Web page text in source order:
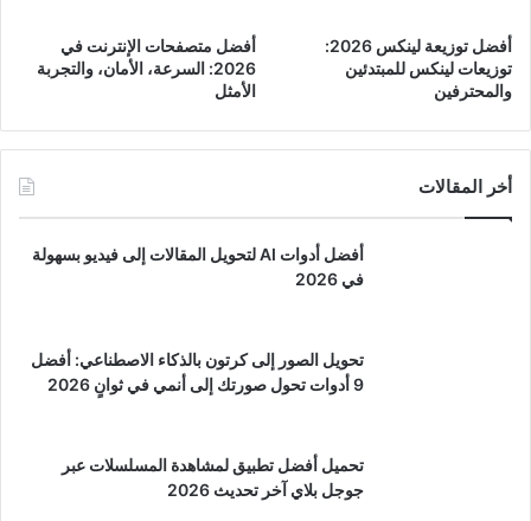
أفضل توزيعة لينكس 2026:
توزيعات لينكس للمبتدئين
والمحترفين
أفضل متصفحات الإنترنت في
2026: السرعة، الأمان، والتجربة
الأمثل
أخر المقالات
أفضل أدوات AI لتحويل المقالات إلى فيديو بسهولة
في 2026
تحويل الصور إلى كرتون بالذكاء الاصطناعي: أفضل
9 أدوات تحول صورتك إلى أنمي في ثوانٍ 2026
تحميل أفضل تطبيق لمشاهدة المسلسلات عبر
جوجل بلاي آخر تحديث 2026